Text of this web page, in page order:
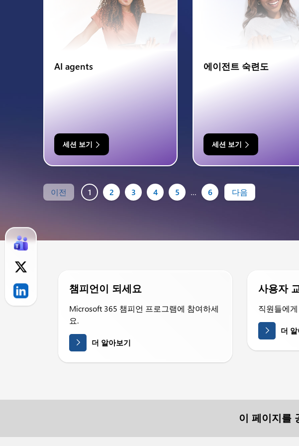
AI agents
세션 보기
에이전트 숙련도
세션 보기
이전 1 2 3 4 5 … 6 다음
챔피언이 되세요
Microsoft 365 챔피언 프로그램에 참여하세
요.
더 알아보기
사용자
직원들에
더
이 페이지를